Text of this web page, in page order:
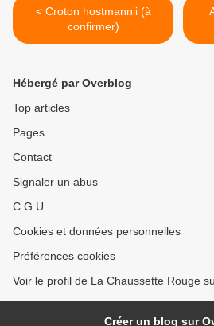
< Croton hostmannii (à
confirmer)
Hébergé par Overblog
Top articles
Pages
Contact
Signaler un abus
C.G.U.
Cookies et données personnelles
Préférences cookies
Voir le profil de La Chaussette Rouge
Créer un blog sur